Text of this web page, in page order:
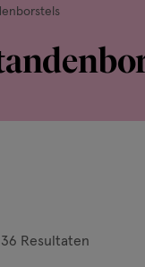
een
volledig
met
36 Resultaten